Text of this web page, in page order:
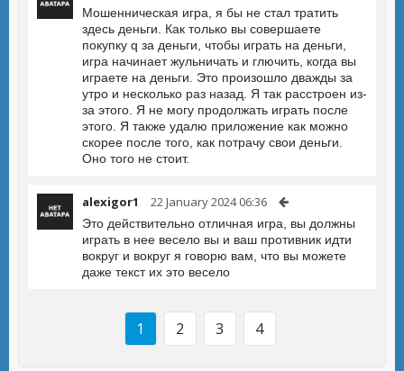
Мошенническая игра, я бы не стал тратить
здесь деньги. Как только вы совершаете
покупку q за деньги, чтобы играть на деньги,
игра начинает жульничать и глючить, когда вы
играете на деньги. Это произошло дважды за
утро и несколько раз назад. Я так расстроен из-
за этого. Я не могу продолжать играть после
этого. Я также удалю приложение как можно
скорее после того, как потрачу свои деньги.
Оно того не стоит.
alexigor1 22 January 2024 06:36
Это действительно отличная игра, вы должны
играть в нее весело вы и ваш противник идти
вокруг и вокруг я говорю вам, что вы можете
даже текст их это весело
1 2 3 4